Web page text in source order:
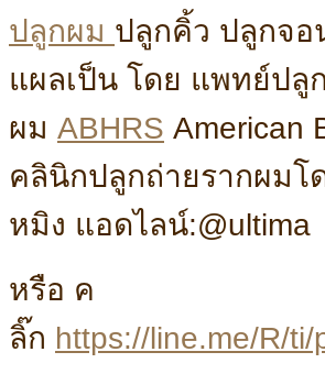
ปลูกผม ปลูกคิ้ว ปลูกจ
แผลเป็น โดย แพทย์ปลูก
ผม ABHRS American
คลินิกปลูกถ่ายรากผมโ
หมิง แอดไลน์:@ultima
หรือ ค
ลิ๊ก https://line.me/R/